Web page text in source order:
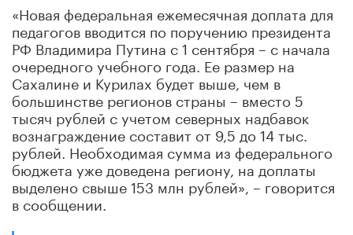
«Новая федеральная ежемесячная доплата для
педагогов вводится по поручению президента
РФ Владимира Путина с 1 сентября – с начала
очередного учебного года. Ее размер на
Сахалине и Курилах будет выше, чем в
большинстве регионов страны – вместо 5
тысяч рублей с учетом северных надбавок
вознаграждение составит от 9,5 до 14 тыс.
рублей. Необходимая сумма из федерального
бюджета уже доведена региону, на доплаты
выделено свыше 153 млн рублей», – говорится
в сообщении.